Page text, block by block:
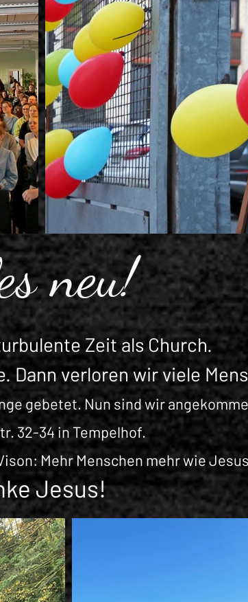
neu!
Zeit als Church.
Dann verloren wir viele
gebetet. Nun sind wir
32-34 in Tempelhof.
Mehr Menschen mehr wie
Jesus!